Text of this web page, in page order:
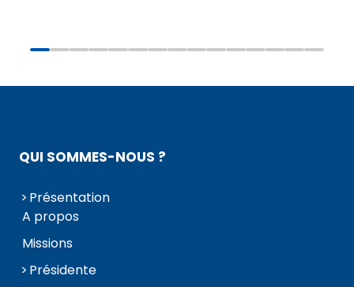
QUI SOMMES-NOUS ?
Présentation
A propos
Missions
Présidente